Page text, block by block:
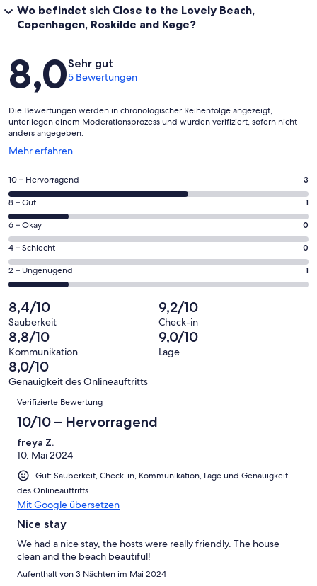
Wo befindet sich Close to the Lovely Beach,
Copenhagen, Roskilde and Køge?
Bewertungen
8,0Sehr gut
5 Bewertungen
Die Bewertungen werden in chronologischer Reihenfolge angezeigt,
unterliegen einem Moderationsprozess und wurden verifiziert, sofern nicht
anders angegeben.
Mehr erfahren
Wird
einem
neuen
Fenster
geöffnet
3
von
insgesamt
5
Gästebewertungen
haben
eine
Bewertung
von
10
-
Hervorragend
10 – Hervorragend 3
1
von
insgesamt
5
Gästebewertungen
haben
Bewertung
von
8
-
Gut
8 – Gut 1
0
von
insgesamt
5
Gästebewertungen
haben
eine
Bewertung
von
6
-
Okay
6 – Okay 0
0
von
insgesamt
Gästebewertungen
haben
eine
Bewertung
von
4
4 – Schlecht 0
1
von
insgesamt
5
Gästebewertungen
haben
eine
Bewertung
2 – Ungenügend 1
8,4/10
Sauberkeit
9,2/10
Check-in
8,8/10
Kommunikation
9,0/10
Lage
8,0/10
Genauigkeit des Onlineauftritts
Bewertungen
Verifizierte Bewertung
10/10 – Hervorragend
freya Z.
10. Mai 2024
Gut: Sauberkeit, Check-in, Kommunikation, Lage und Genauigkeit
des Onlineauftritts
Mit Google übersetzen
Nice stay
We had a nice stay, the hosts were really friendly. The house
clean and the beach beautiful!
Aufenthalt von 3 Nächten im Mai 2024